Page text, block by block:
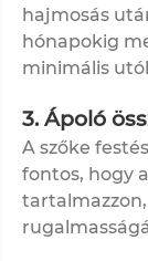
hajmosás
hónapokig
minimális
3. Ápoló
A szőke
fontos, hogy